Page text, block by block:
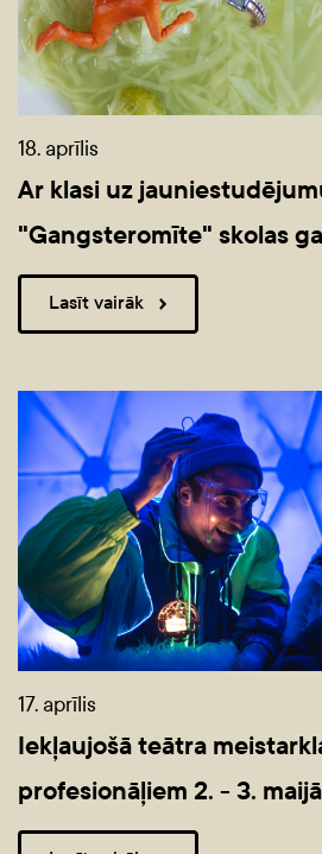
18. aprīlis
Ar klasi uz
"Gangsteromīte" skolas
Lasīt vairāk
17. aprīlis
Iekļaujošā teātra
profesionāļiem 2. - 3. maijā